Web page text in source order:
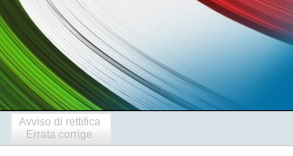
Avviso di rettifica
Errata corrige